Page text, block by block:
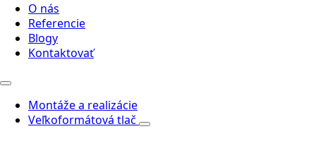
O nás
Referencie
Blogy
Kontaktovať
Montáže a realizácie
Veľkoformátová tlač